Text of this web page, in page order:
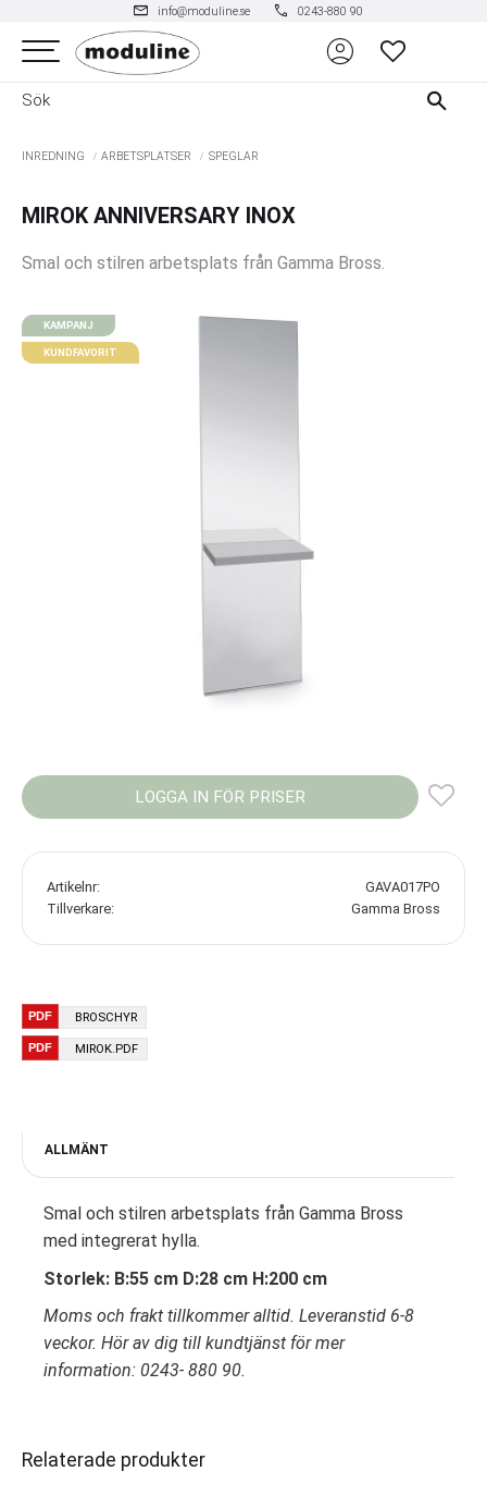
Meny
mail info@moduline.se phone 0243-880 90
account_circle FAVORITER
INREDNING ARBETSPLATSER SPEGLAR
MIROK ANNIVERSARY INOX
Smal och stilren arbetsplats från Gamma Bross.
KAMPANJ
KUNDFAVORIT
LOGGA IN FÖR PRISER
Artikelnr
GAVA017PO
Tillverkare
Gamma Bross
BROSCHYR
MIROK.PDF
ALLMÄNT
Smal och stilren arbetsplats från Gamma Bross
med integrerat hylla.
Storlek: B:55 cm D:28 cm H:200 cm
Moms och frakt tillkommer alltid. Leveranstid 6-8
veckor. Hör av dig till kundtjänst för mer
information: 0243- 880 90.
Relaterade produkter